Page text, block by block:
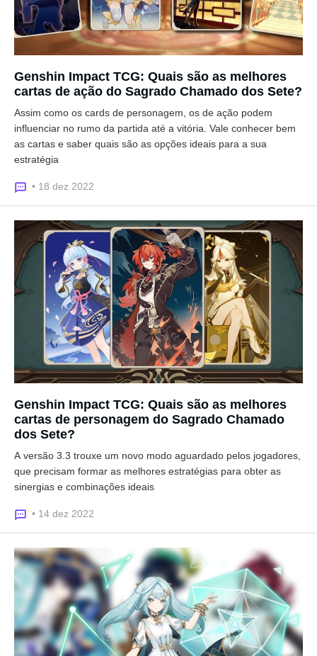
Genshin Impact TCG: Quais são as melhores
cartas de ação do Sagrado Chamado dos Sete?
Assim como os cards de personagem, os de ação podem
influenciar no rumo da partida até a vitória. Vale conhecer bem
as cartas e saber quais são as opções ideais para a sua
estratégia
• 18 dez 2022
Genshin Impact TCG: Quais são as melhores
cartas de personagem do Sagrado Chamado
dos Sete?
A versão 3.3 trouxe um novo modo aguardado pelos jogadores,
que precisam formar as melhores estratégias para obter as
sinergias e combinações ideais
• 14 dez 2022